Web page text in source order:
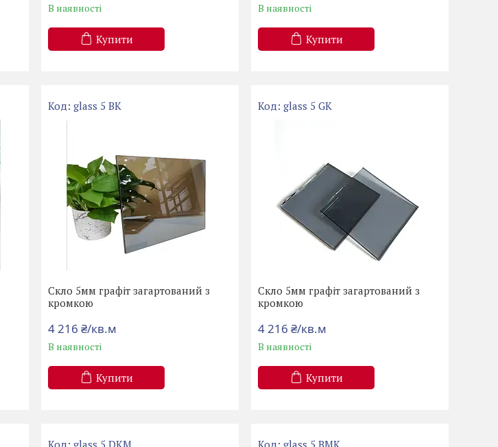
В наявності
Купити
В наявності
Купити
glass 5 BK
Скло 5мм графіт загартований з
кромкою
4 216 ₴/кв.м
В наявності
Купити
glass 5 GK
Скло 5мм графіт загартований з
кромкою
4 216 ₴/кв.м
В наявності
Купити
glass 5 DKM glass 5 BMK